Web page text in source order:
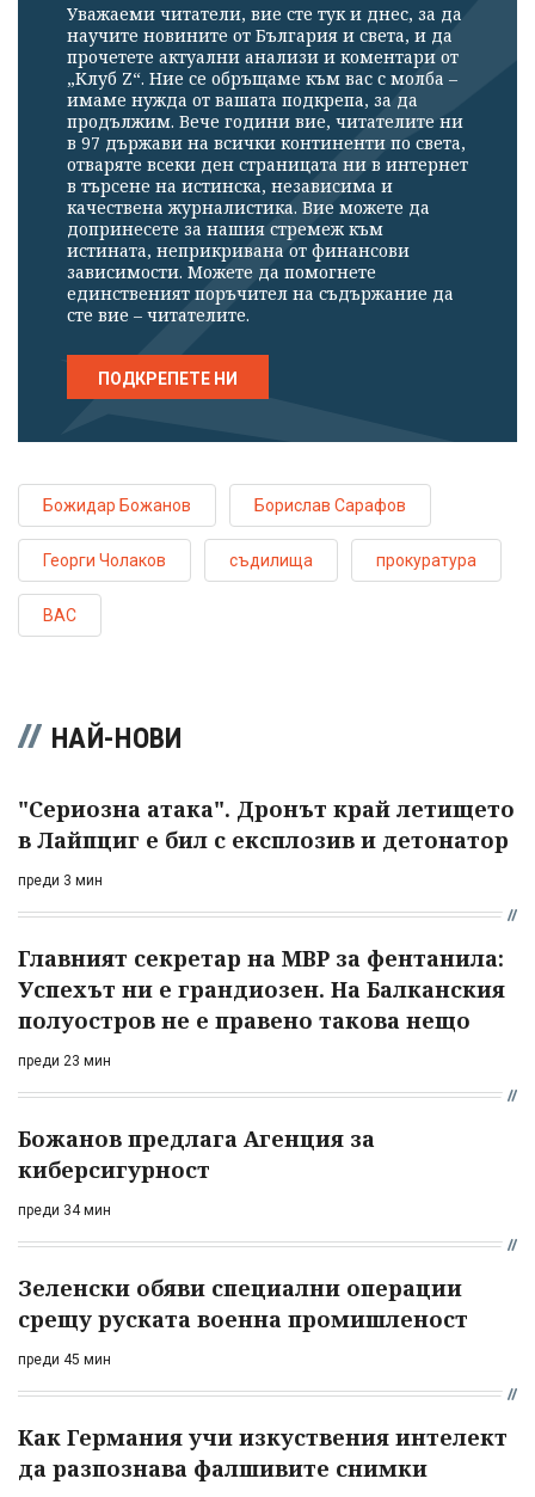
Уважаеми читатели, вие сте тук и днес, за да
научите новините от България и света, и да
прочетете актуални анализи и коментари от
„Клуб Z“. Ние се обръщаме към вас с молба –
имаме нужда от вашата подкрепа, за да
продължим. Вече години вие, читателите ни
в 97 държави на всички континенти по света,
отваряте всеки ден страницата ни в интернет
в търсене на истинска, независима и
качествена журналистика. Вие можете да
допринесете за нашия стремеж към
истината, неприкривана от финансови
зависимости. Можете да помогнете
единственият поръчител на съдържание да
сте вие – читателите.
ПОДКРЕПЕТЕ НИ
Божидар Божанов Борислав Сарафов
Георги Чолаков съдилища прокуратура
ВАС
НАЙ-НОВИ
"Сериозна атака". Дронът край летището
в Лайпциг е бил с експлозив и детонатор
преди 3 мин
Главният секретар на МВР за фентанила:
Успехът ни е грандиозен. На Балканския
полуостров не е правено такова нещо
преди 23 мин
Божанов предлага Агенция за
киберсигурност
преди 34 мин
Зеленски обяви специални операции
срещу руската военна промишленост
преди 45 мин
Как Германия учи изкуствения интелект
да разпознава фалшивите снимки